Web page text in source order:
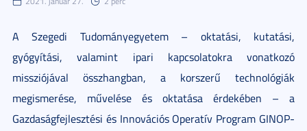
A Szegedi Tudományegyetem – oktatási, kutatási,
gyógyítási, valamint ipari kapcsolatokra vonatkozó
missziójával összhangban, a korszerű technológiák
megismerése, művelése és oktatása érdekében – a
Gazdaságfejlesztési és Innovációs Operatív Program GINOP-